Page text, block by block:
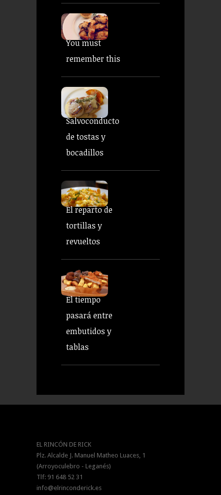
You must
remember this
Salvoconducto
de tostas y
bocadillos
El reparto de
tortillas y
revueltos
El tiempo
pasará entre
embutidos y
tablas
EL RINCÓN DE RICK
Plz. Alcalde J. Manuel Matheo Luaces, 1
(Arroyoculebro - Leganés)
Tlf: 91 648 52 31
info@elrinconderick.es